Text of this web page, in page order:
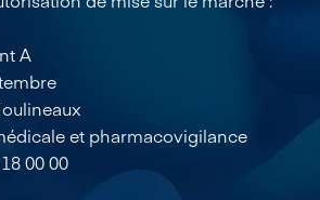
A
et pharmacovigilance
00 00